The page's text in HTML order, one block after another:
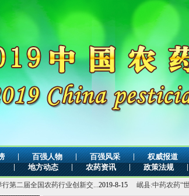
| 百强人物 | 百强风采 | 权威报道
| 地方动态 | 农药资讯 | 政策法规 |
农药行业创新交...2019-8-15 岷县:中药农药“世创植丰宁”试